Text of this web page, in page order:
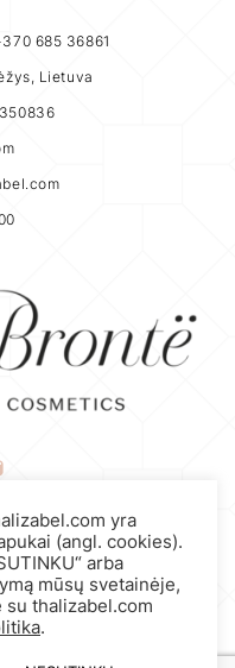
685 36861
Lietuva
Privatumo politika
Prekių grąžinimo politika
yra
(angl. cookies).
arba
mūsų svetainėje,
su thalizabel.com
.